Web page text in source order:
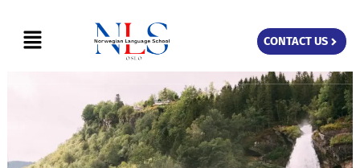
content
Menu CONTACT US